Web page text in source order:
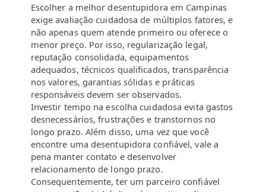
Escolher a melhor desentupidora em Campinas
exige avaliação cuidadosa de múltiplos fatores, e
não apenas quem atende primeiro ou oferece o
menor preço. Por isso, regularização legal,
reputação consolidada, equipamentos
adequados, técnicos qualificados, transparência
nos valores, garantias sólidas e práticas
responsáveis devem ser observados.
Investir tempo na escolha cuidadosa evita gastos
desnecessários, frustrações e transtornos no
longo prazo. Além disso, uma vez que você
encontre uma desentupidora confiável, vale a
pena manter contato e desenvolver
relacionamento de longo prazo.
Consequentemente, ter um parceiro confiável